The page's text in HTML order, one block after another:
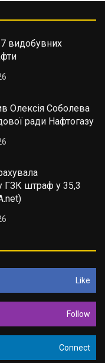
видобувних
Олексія Соболева
ради Нафтогазу
ГЗК штраф у 35,3
Like
Follow
Connect